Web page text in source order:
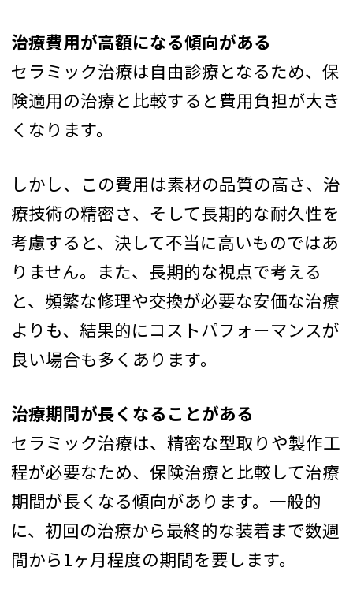
治療費用が高額になる傾向がある
セラミック治療は自由診療となるため、保
険適用の治療と比較すると費用負担が大き
くなります。
しかし、この費用は素材の品質の高さ、治
療技術の精密さ、そして長期的な耐久性を
考慮すると、決して不当に高いものではあ
りません。また、長期的な視点で考える
と、頻繁な修理や交換が必要な安価な治療
よりも、結果的にコストパフォーマンスが
良い場合も多くあります。
治療期間が長くなることがある
セラミック治療は、精密な型取りや製作工
程が必要なため、保険治療と比較して治療
期間が長くなる傾向があります。一般的
に、初回の治療から最終的な装着まで数週
間から1ヶ月程度の期間を要します。